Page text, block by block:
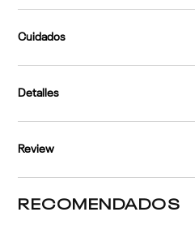
Cuidados
Detalles
Review
RECOMENDADOS